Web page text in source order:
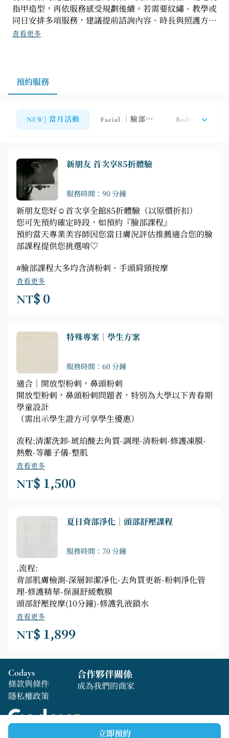
指甲造型，再依服務感受規劃後續。若需要紋繡、教學或
同日安排多項服務，建議提前諮詢內容、時長與照護方
式，讓行程更好掌握。
查看更多
預約服務
NEW| 當月活動 Facial ｜臉部保養 Body ｜身體保
新朋友 首次享85折體驗
服務時間：90 分鐘
新朋友您好☺首次享全館85折體驗（以原價折扣）
您可先預約確定時段，如預約『臉部課程』
預約當天專業美容師因您當日膚況評估推薦適合您的臉
部課程提供您挑選唷♡
#臉部課程大多均含清粉刺、手頭肩頸按摩
查看更多
NT$ 0
特殊專案｜學生方案
服務時間：60 分鐘
適合｜開放型粉刺，鼻頭粉刺
開放型粉刺，鼻頭粉刺問題者，特別為大學以下青春期
學童設計
（需出示學生證方可享學生優惠）
流程:清潔洗卸-琥珀酸去角質-調理-清粉刺-修護凍膜-
熱敷-等離子儀-整肌
查看更多
NT$ 1,500
夏日背部淨化｜頭部舒壓課程
服務時間：70 分鐘
.流程:
背部肌膚檢測-深層卸潔凈化-去角質更新-粉刺淨化管
理-修護精華-保濕舒緩敷膜
頭部舒壓按摩(10分鐘)-修護乳液鎖水
查看更多
NT$ 1,899
立即預約
Codays
條款與條件
隱私權政策
合作夥伴關係
成為我們的商家